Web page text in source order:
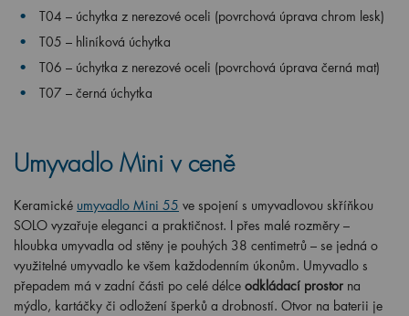
T04 – úchytka z nerezové oceli (povrchová úprava chrom lesk)
T05 – hliníková úchytka
T06 – úchytka z nerezové oceli (povrchová úprava černá mat)
T07 – černá úchytka
Umyvadlo Mini v ceně
Keramické umyvadlo Mini 55 ve spojení s umyvadlovou skříňkou
SOLO vyzařuje eleganci a praktičnost. I přes malé rozměry –
hloubka umyvadla od stěny je pouhých 38 centimetrů – se jedná o
využitelné umyvadlo ke všem každodenním úkonům. Umyvadlo s
přepadem má v zadní části po celé délce odkládací prostor na
mýdlo, kartáčky či odložení šperků a drobností. Otvor na baterii je